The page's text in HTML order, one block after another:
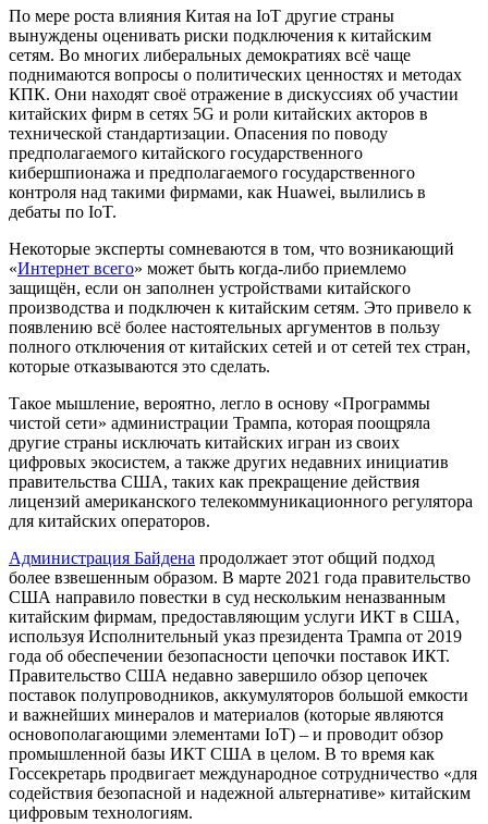
По мере роста влияния Китая на IoT другие страны
вынуждены оценивать риски подключения к китайским
сетям. Во многих либеральных демократиях всё чаще
поднимаются вопросы о политических ценностях и методах
КПК. Они находят своё отражение в дискуссиях об участии
китайских фирм в сетях 5G и роли китайских акторов в
технической стандартизации. Опасения по поводу
предполагаемого китайского государственного
кибершпионажа и предполагаемого государственного
контроля над такими фирмами, как Huawei, вылились в
дебаты по IoT.
Некоторые эксперты сомневаются в том, что возникающий
«Интернет всего» может быть когда-либо приемлемо
защищён, если он заполнен устройствами китайского
производства и подключен к китайским сетям. Это привело к
появлению всё более настоятельных аргументов в пользу
полного отключения от китайских сетей и от сетей тех стран,
которые отказываются это сделать.
Такое мышление, вероятно, легло в основу «Программы
чистой сети» администрации Трампа, которая поощряла
другие страны исключать китайских игран из своих
цифровых экосистем, а также других недавних инициатив
правительства США, таких как прекращение действия
лицензий американского телекоммуникационного регулятора
для китайских операторов.
Администрация Байдена продолжает этот общий подход
более взвешенным образом. В марте 2021 года правительство
США направило повестки в суд нескольким неназванным
китайским фирмам, предоставляющим услуги ИКТ в США,
используя Исполнительный указ президента Трампа от 2019
года об обеспечении безопасности цепочки поставок ИКТ.
Правительство США недавно завершило обзор цепочек
поставок полупроводников, аккумуляторов большой емкости
и важнейших минералов и материалов (которые являются
основополагающими элементами IoT) – и проводит обзор
промышленной базы ИКТ США в целом. В то время как
Госсекретарь продвигает международное сотрудничество «для
содействия безопасной и надежной альтернативе» китайским
цифровым технологиям.